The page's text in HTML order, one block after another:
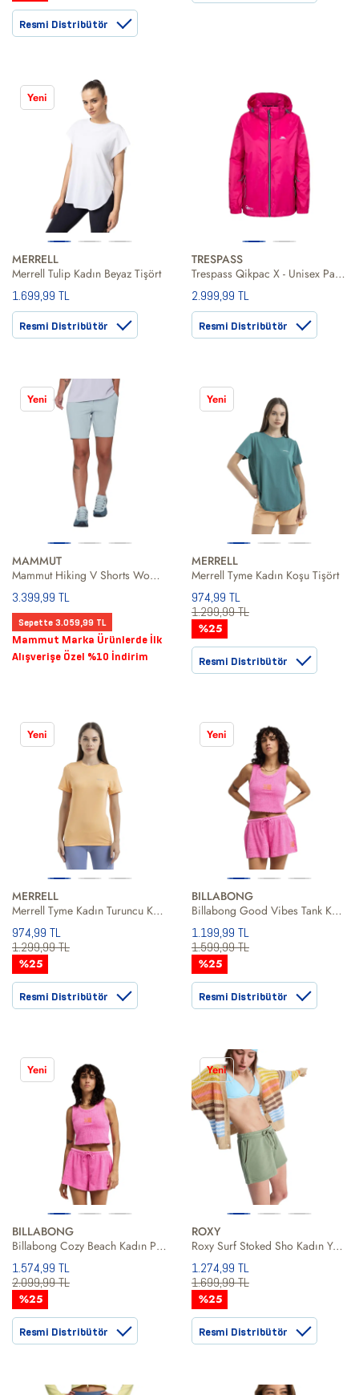
Resmi Distribütör
Yeni
MERRELL
Merrell Tulip Kadın Beyaz Tişört
1.699,99 TL
Resmi Distribütör
TRESPASS
Trespass Qikpac X - Unisex Packaway Unisex Pembe Yağmurluk
2.999,99 TL
Resmi Distribütör
Yeni
MAMMUT
Mammut Hiking V Shorts Women Kadın Mavi Şort
3.399,99 TL
Sepette 3.059,99 TL
Mammut Marka Ürünlerde İlk
Alışverişe Özel %10 İndirim
Yeni
MERRELL
Merrell Tyme Kadın Koşu Tişört
974,99 TL
1.299,99 TL
%25
Resmi Distribütör
Yeni
MERRELL
Merrell Tyme Kadın Turuncu Koşu Tişört
974,99 TL
1.299,99 TL
%25
Resmi Distribütör
Yeni
BILLABONG
Billabong Good Vibes Tank Kadın Pembe Atlet
1.199,99 TL
1.599,99 TL
%25
Resmi Distribütör
Yeni
BILLABONG
Billabong Cozy Beach Kadın Pembe Şort
1.574,99 TL
2.099,99 TL
%25
Resmi Distribütör
Yeni
ROXY
Roxy Surf Stoked Sho Kadın Yeşil Şort
1.274,99 TL
1.699,99 TL
%25
Resmi Distribütör